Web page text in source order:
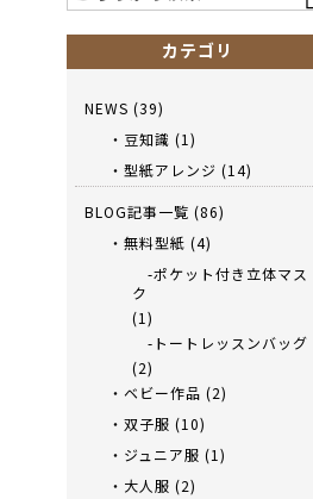
カテゴリ
NEWS (39)
・豆知識 (1)
・型紙アレンジ (14)
BLOG記事一覧 (86)
・無料型紙 (4)
-ポケット付き立体マス
ク
(1)
-トートレッスンバッグ
(2)
・ベビー作品 (2)
・双子服 (10)
・ジュニア服 (1)
・大人服 (2)